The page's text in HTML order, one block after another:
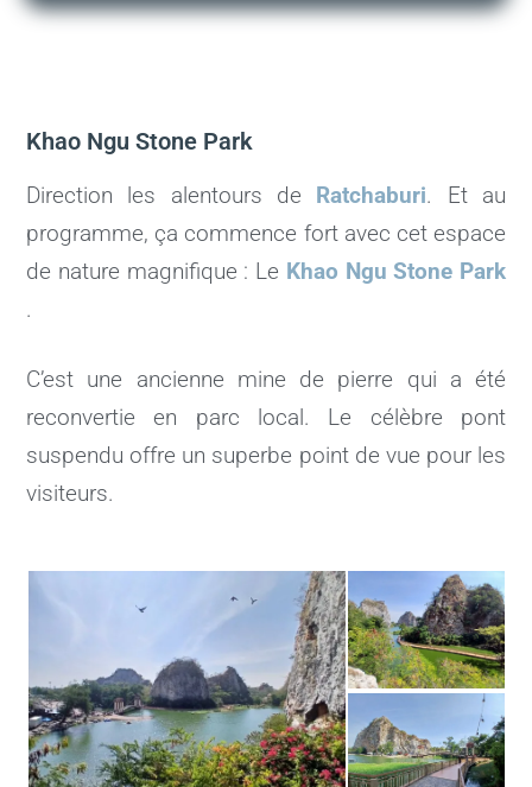
Khao Ngu Stone Park
Direction les alentours de Ratchaburi. Et au
programme, ça commence fort avec cet espace
de nature magnifique : Le Khao Ngu Stone Park
.
C’est une ancienne mine de pierre qui a été
reconvertie en parc local. Le célèbre pont
suspendu offre un superbe point de vue pour les
visiteurs.